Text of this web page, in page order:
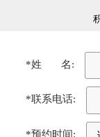
*姓 名:
*联系电话:
*预约时间: